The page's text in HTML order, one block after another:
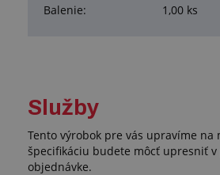
Balenie:
1,00 ks
Služby
Tento výrobok pre vás upravíme na
špecifikáciu budete môcť upresniť
objednávke.